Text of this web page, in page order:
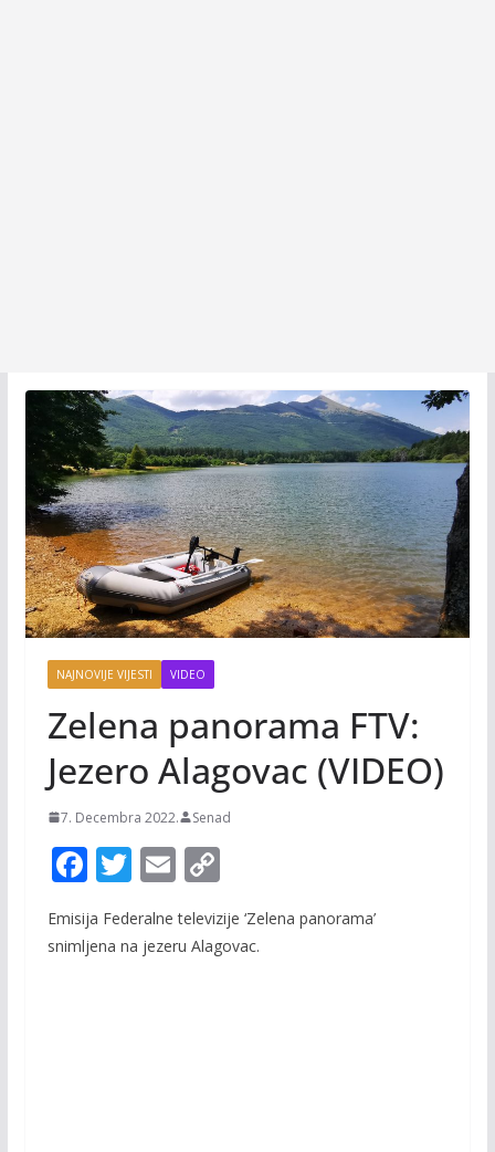
NAJNOVIJE VIJESTI VIDEO
Zelena panorama FTV:
Jezero Alagovac (VIDEO)
7. Decembra 2022. Senad
F
e
b
T
w
itt
er
E
m
ai
C
p
y
Emisija Federalne televizije ‘Zelena panorama’
snimljena na jezeru Alagovac.